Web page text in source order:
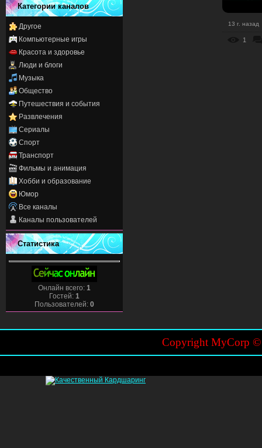
Категории каналов
Другое
Компьютерные игры
Красота и здоровье
Люди и блоги
Музыка
Общество
Путешествия и события
Развлечения
Сериалы
Спорт
Транспорт
Фильмы и анимация
Хобби и образование
Юмор
Все каналы
Каналы пользователей
Статистика
Онлайн всего: 1
Гостей: 1
Пользователей: 0
13 г. назад
1
Copyright MyCorp